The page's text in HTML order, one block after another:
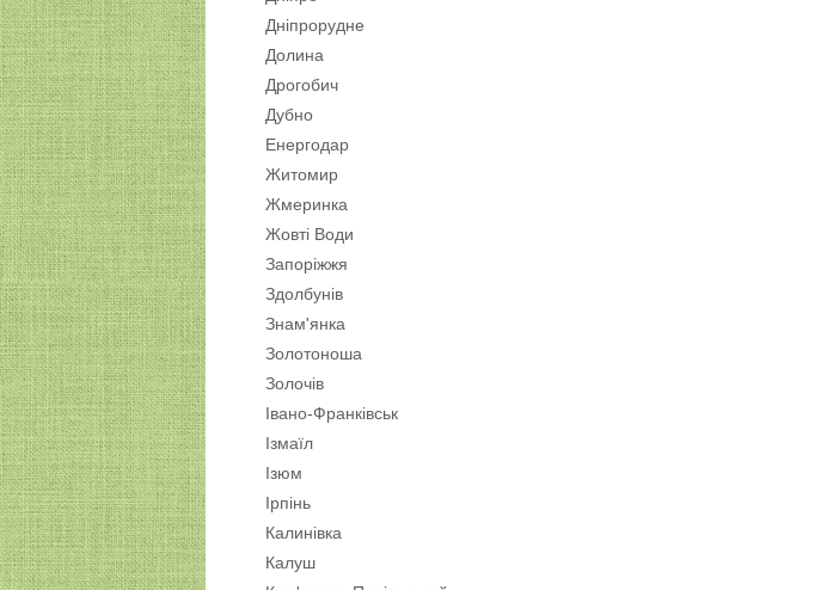
Дніпрорудне
Долина
Дрогобич
Дубно
Енергодар
Житомир
Жмеринка
Жовті Води
Запоріжжя
Здолбунів
Знам'янка
Золотоноша
Золочів
Івано-Франківськ
Ізмаїл
Ізюм
Ірпінь
Калинівка
Калуш